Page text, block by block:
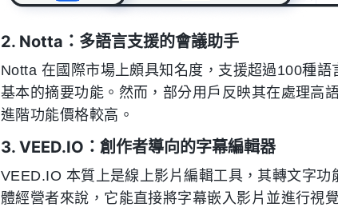
2. Notta：多語言支援的會議助手
Notta 在國際市場上頗具知名度，支援超過100種
基本的摘要功能。然而，部分用戶反映其在處理高
進階功能價格較高。
3. VEED.IO：創作者導向的字幕編輯器
VEED.IO 本質上是線上影片編輯工具，其轉文字
體經營者來說，它能直接將字幕嵌入影片並進行視